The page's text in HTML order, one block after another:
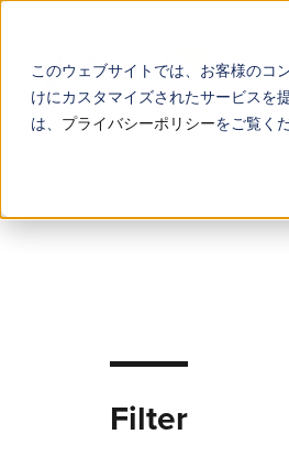
このウェブサイトでは、お客様のコ
けにカスタマイズされたサービスを
は、 プライバシーポリシーをご覧く
Filter